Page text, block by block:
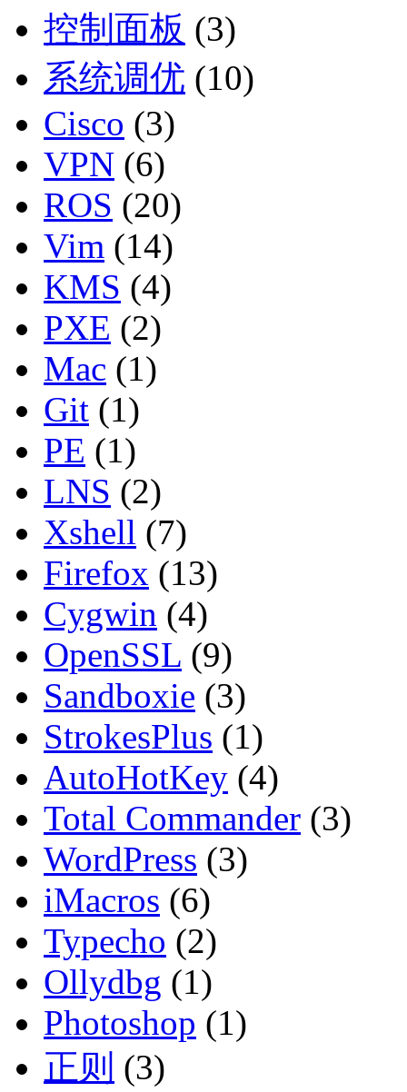
控制面板 (3)
系统调优 (10)
Cisco (3)
VPN (6)
ROS (20)
Vim (14)
KMS (4)
PXE (2)
Mac (1)
Git (1)
PE (1)
LNS (2)
Xshell (7)
Firefox (13)
Cygwin (4)
OpenSSL (9)
Sandboxie (3)
StrokesPlus (1)
AutoHotKey (4)
Total Commander (3)
WordPress (3)
iMacros (6)
Typecho (2)
Ollydbg (1)
Photoshop (1)
正则 (3)